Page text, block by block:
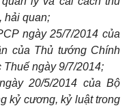
hải quan;
ngày 25/7/2014 của
của Thủ tướng Chính
ngày 9/7/2014;
20/5/2014 của Bộ
kỷ cương, kỷ luật trong